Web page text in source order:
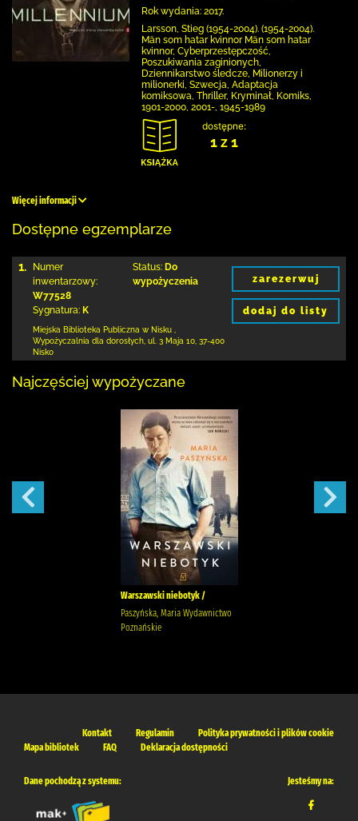
Rok wydania: 2017.
Larsson, Stieg (1954-2004). (1954-2004).
Män som hatar kvinnor Män som hatar
kvinnor, Cyberprzestępczość,
Poszukiwania zaginionych,
Dziennikarstwo śledcze, Milionerzy i
milionerki, Szwecja, Adaptacja
komiksowa, Thriller, Kryminał, Komiks,
1901-2000, 2001-, 1945-1989
dostępne:
1 z 1
Więcej informacji
Dostępne egzemplarze
1.
Numer
inwentarzowy:
W77528
Sygnatura: K
Status: Do
wypożyczenia
Miejska Biblioteka Publiczna w Nisku
Wypożyczalnia dla dorosłych, ul. 3 Maja 10 37-400
Nisko
zarezerwuj
dodaj do listy
Najczęściej wypożyczane
Warszawski niebotyk /
Paszyńska, Maria Wydawnictwo
Poznańskie
Kontakt Regulamin
Polityka prywatności i plików cookie
Mapa bibliotek
FAQ Deklaracja dostępności
Dane pochodzą z systemu: Jesteśmy na: